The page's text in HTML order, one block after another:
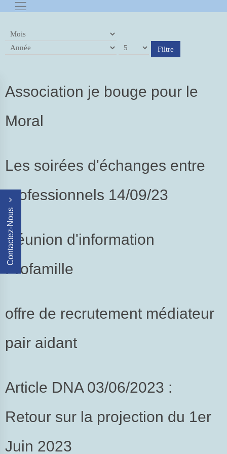
Contactez-Nous
Filtre
Association je bouge pour le
Moral
Les soirées d'échanges entre
professionnels 14/09/23
Réunion d'information
Profamille
offre de recrutement médiateur
pair aidant
Article DNA 03/06/2023 :
Retour sur la projection du 1er
Juin 2023